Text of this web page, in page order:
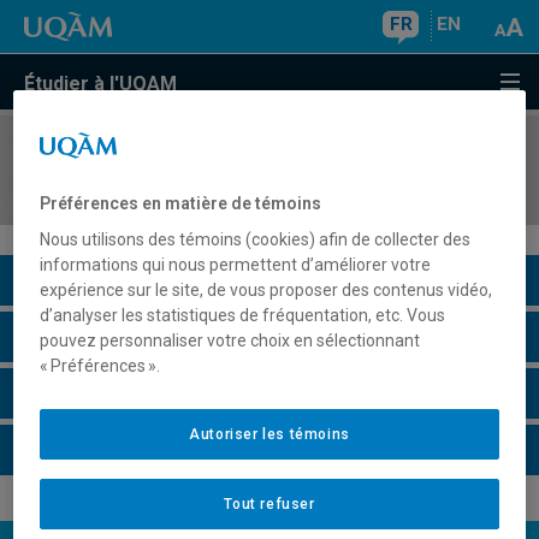
FR EN
Étudier à l'UQAM
COURS//
Description du cours
Horaire - Été 2026
Préférences en matière de témoins
Nous utilisons des témoins (cookies) afin de collecter des
informations qui nous permettent d’améliorer votre
expérience sur le site, de vous proposer des contenus vidéo,
d’analyser les statistiques de fréquentation, etc. Vous
pouvez personnaliser votre choix en sélectionnant
« Préférences ».
Tout refuser
Autoriser les témoins